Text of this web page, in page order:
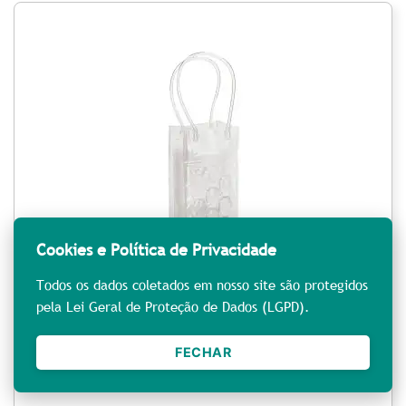
Sacola refrigeradora Personalizada
REF: LP941948
Cookies e Política de Privacidade
Todos os dados coletados em nosso site são protegidos
pela Lei Geral de Proteção de Dados (LGPD).
FECHAR